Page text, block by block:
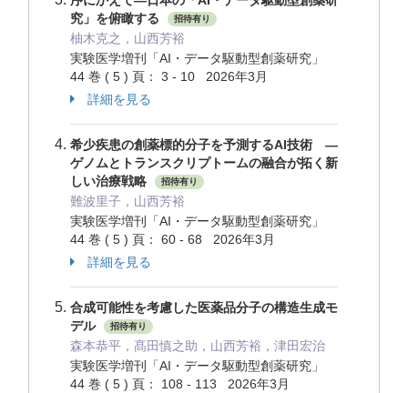
究」を俯瞰する
招待有り
柚木克之，山西芳裕
実験医学増刊「AI・データ駆動型創薬研究」
44 巻 ( 5 ) 頁： 3 - 10 2026年3月
詳細を見る
希少疾患の創薬標的分子を予測するAI技術 ―
ゲノムとトランスクリプトームの融合が拓く新
しい治療戦略
招待有り
難波里子，山西芳裕
実験医学増刊「AI・データ駆動型創薬研究」
44 巻 ( 5 ) 頁： 60 - 68 2026年3月
詳細を見る
合成可能性を考慮した医薬品分子の構造生成モ
デル
招待有り
森本恭平，髙田慎之助，山西芳裕，津田宏治
実験医学増刊「AI・データ駆動型創薬研究」
44 巻 ( 5 ) 頁： 108 - 113 2026年3月